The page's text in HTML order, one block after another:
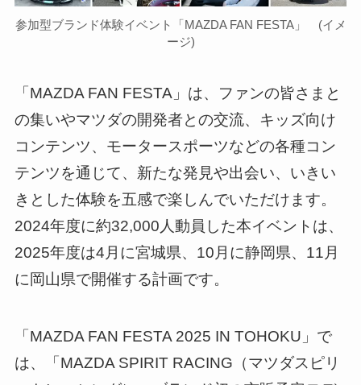
参加型ブランド体験イベント「MAZDA FAN FESTA」 (イメ
ージ)
「MAZDA FAN FESTA」は、ファンの皆さまと
の集いやマツダの開発者との交流、キッズ向け
コンテンツ、モータースポーツなどの各種コン
テンツを通じて、新たな発見や出会い、いきい
きとした体験を五感で楽しんでいただけます。
2024年度に約32,000人動員した本イベントは、
2025年度は4月に宮城県、10月に静岡県、11月
に岡山県で開催する計画です。
「MAZDA FAN FESTA 2025 IN TOHOKU」で
は、「MAZDA SPIRIT RACING（マツダスピリ